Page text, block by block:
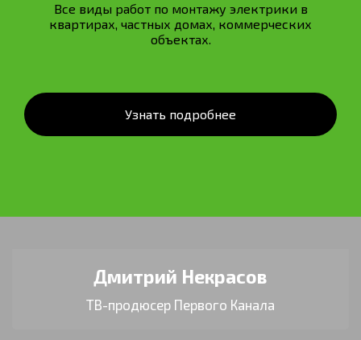
Все виды работ по монтажу электрики в
квартирах, частных домах, коммерческих
объектах.
Узнать подробнее
Дмитрий Некрасов
ТВ-продюсер Первого Канала